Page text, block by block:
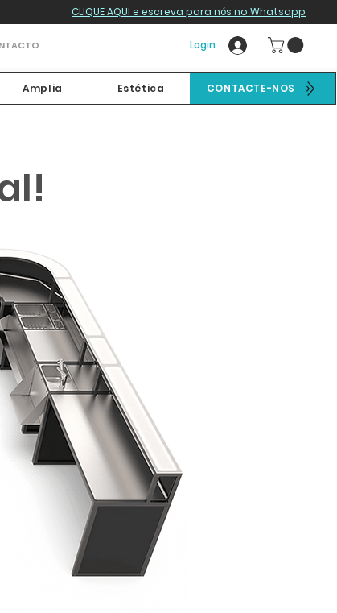
CLIQUE AQUI e escreva para nós no Whatsapp
Login
Amplia CONTACTE-NOS
Estética